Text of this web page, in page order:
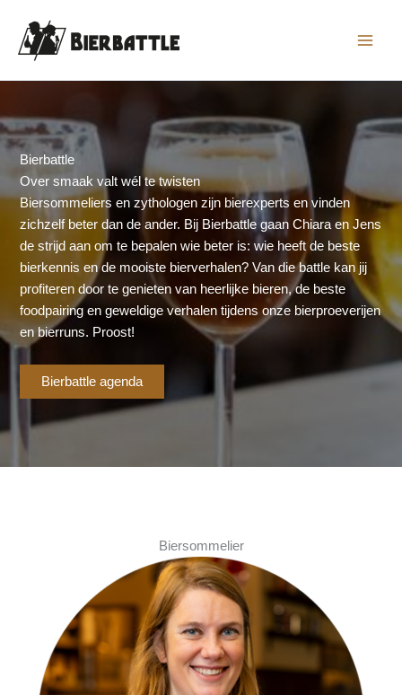
naar
Bierbattle
Over smaak valt wél te twisten
Biersommeliers en zythologen zijn bierexperts en vinden
zichzelf beter dan de ander. Bij Bierbattle gaan Chiara en Jens
de strijd aan om te bepalen wie beter is: wie heeft de beste
bierkennis en de mooiste bierverhalen? Van die battle kan jij
profiteren door te genieten van heerlijke bieren, de beste
foodpairing en geweldige verhalen tijdens onze bierproeverijen
en bierruns. Proost!
Bierbattle agenda
Biersommelier